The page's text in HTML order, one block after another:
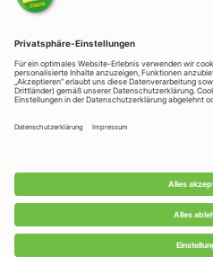
RAPUNZEL NATURKOST GmbH
Rapunzelstraße 1, D - 87764 Legau
Telefon: +49 (0) 8330 / 529 - 0
Telefax: +49 (0) 8330 / 529 - 1188